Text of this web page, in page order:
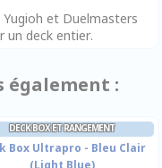
et Duelmasters
un deck entier.
également :
DECK BOX ET RANGEMENT
Box Ultrapro - Bleu Clair
(Light Blue)